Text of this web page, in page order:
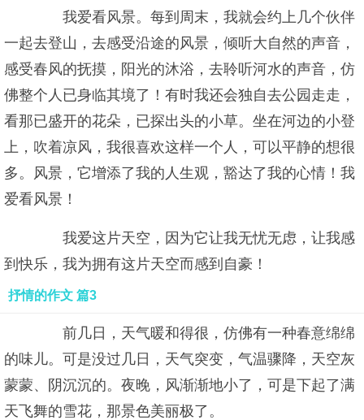
我爱看风景。每到周末，我就会约上几个伙伴
一起去登山，去感受沿途的风景，倾听大自然的声音，
感受春风的抚摸，阳光的沐浴，去聆听河水的声音，仿
佛整个人已身临其境了！有时我还会独自去公园走走，
看那已盛开的花朵，已探出头的小草。坐在河边的小登
上，吹着凉风，我很喜欢这样一个人，可以平静的想很
多。风景，它增添了我的人生观，豁达了我的心情！我
爱看风景！
我爱这片天空，因为它让我无忧无虑，让我感
到快乐，我为拥有这片天空而感到自豪！
抒情的作文 篇3
前几日，天气暖和得很，仿佛有一种春意绵绵
的味儿。可是没过几日，天气突变，气温骤降，天空灰
蒙蒙、阴沉沉的。夜晚，风渐渐地小了，可是下起了满
天飞舞的雪花，那景色美丽极了。